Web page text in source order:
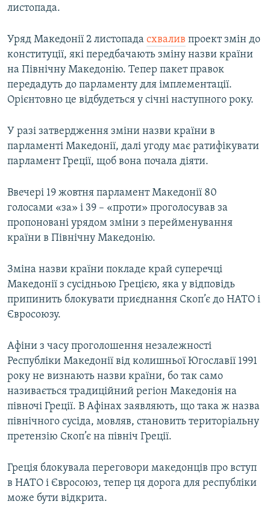
листопада.
Уряд Македонії 2 листопада схвалив проект змін до
конституції, які передбачають зміну назви країни
на Північну Македонію. Тепер пакет правок
передадуть до парламенту для імплементації.
Орієнтовно це відбудеться у січні наступного року.
У разі затвердження зміни назви країни в
парламенті Македонії, далі угоду має ратифікувати
парламент Греції, щоб вона почала діяти.
Ввечері 19 жовтня парламент Македонії 80
голосами «за» і 39 – «проти» проголосував за
пропоновані урядом зміни з перейменування
країни в Північну Македонію.
Зміна назви країни покладе край суперечці
Македонії з сусідньою Грецією, яка у відповідь
припинить блокувати приєднання Скоп’є до НАТО і
Євросоюзу.
Афіни з часу проголошення незалежності
Республіки Македонії від колишньої Югославії 1991
року не визнають назви країни, бо так само
називається традиційний регіон Македонія на
півночі Греції. В Афінах заявляють, що така ж назва
північного сусіда, мовляв, становить територіальну
претензію Скоп’є на північ Греції.
Греція блокувала переговори македонців про вступ
в НАТО і Євросоюз, тепер ця дорога для республіки
може бути відкрита.